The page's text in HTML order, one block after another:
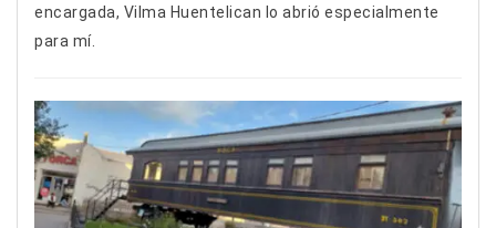
encargada, Vilma Huentelican lo abrió especialmente
para mí.